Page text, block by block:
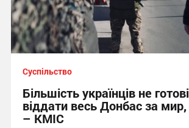
Суспільство
Більшість українців не готові
віддати весь Донбас за мир,
– КМІС